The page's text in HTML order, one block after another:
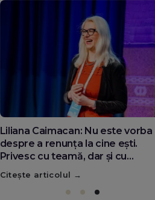
Diana Olar, românca de la Google
care demonstrează că diaspora
poate schimba România
Citește articolul